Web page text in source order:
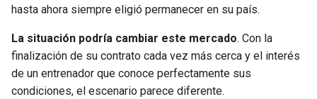
hasta ahora siempre eligió permanecer en su país.
La situación podría cambiar este mercado. Con la
finalización de su contrato cada vez más cerca y el interés
de un entrenador que conoce perfectamente sus
condiciones, el escenario parece diferente.